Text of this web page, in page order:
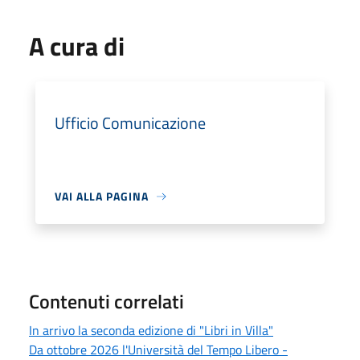
A cura di
Ufficio Comunicazione
VAI ALLA PAGINA
Contenuti correlati
In arrivo la seconda edizione di "Libri in Villa"
Da ottobre 2026 l'Università del Tempo Libero -